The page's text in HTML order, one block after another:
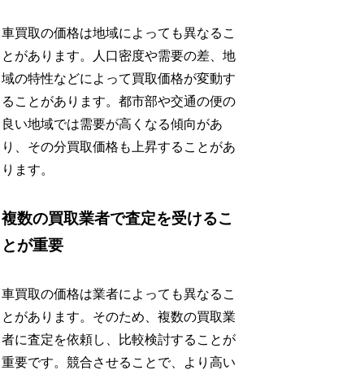
車買取の価格は地域によっても異なるこ
とがあります。人口密度や需要の差、地
域の特性などによって買取価格が変動す
ることがあります。都市部や交通の便の
良い地域では需要が高くなる傾向があ
り、その分買取価格も上昇することがあ
ります。
複数の買取業者で査定を受けるこ
とが重要
車買取の価格は業者によっても異なるこ
とがあります。そのため、複数の買取業
者に査定を依頼し、比較検討することが
重要です。競合させることで、より高い